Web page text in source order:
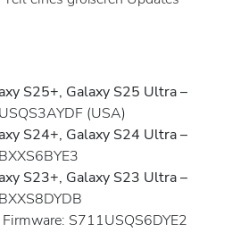
S25+, Galaxy S25 Ultra–
(USA)
S24+, Galaxy S24 Ultra–
S23+, Galaxy S23 Ultra–
Firmware: S711USQS6DYE2